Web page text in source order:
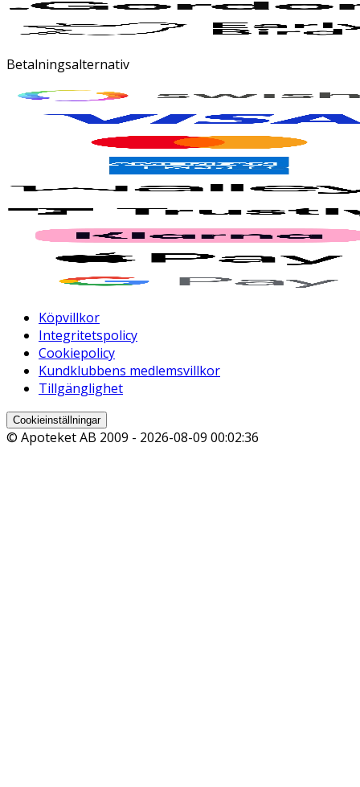
Betalningsalternativ
Köpvillkor
Integritetspolicy
Cookiepolicy
Kundklubbens medlemsvillkor
Tillgänglighet
Cookieinställningar
© Apoteket AB 2009 - 2026-08-09 00:02:36